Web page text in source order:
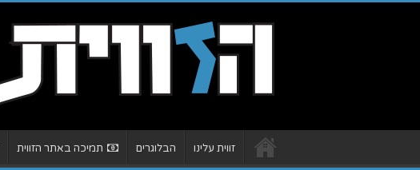
זווית עלינו הבלוגרים תמיכה באתר הזווית